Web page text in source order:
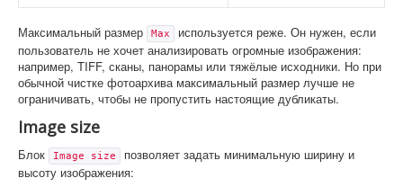
Максимальный размер Max
используется реже. Он нужен, если
пользователь не хочет анализировать огромные изображения:
например, TIFF, сканы, панорамы или тяжёлые исходники. Но при
обычной чистке фотоархива максимальный размер лучше не
ограничивать, чтобы не пропустить настоящие дубликаты.
Image size
Блок Image size
позволяет задать минимальную ширину и
высоту изображения: